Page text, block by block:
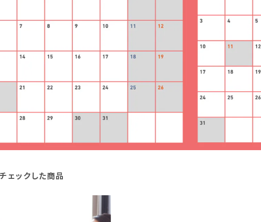
ェックした商品